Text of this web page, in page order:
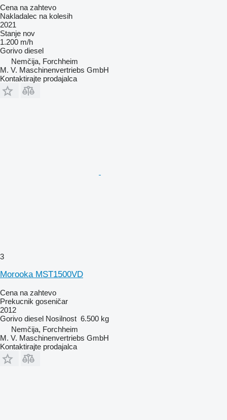
Cena na zahtevo
Nakladalec na kolesih
2021
Stanje nov
1.200 m/h
Gorivo diesel
Nemčija, Forchheim
M. V. Maschinenvertriebs GmbH
Kontaktirajte prodajalca
3
Morooka MST1500VD
Cena na zahtevo
Prekucnik goseničar
2012
Gorivo diesel Nosilnost 6.500 kg
Nemčija, Forchheim
M. V. Maschinenvertriebs GmbH
Kontaktirajte prodajalca